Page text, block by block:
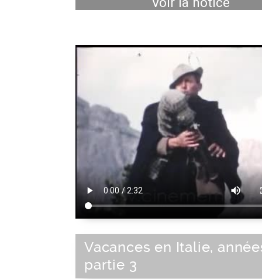
Vacances en Italie,
partie 3